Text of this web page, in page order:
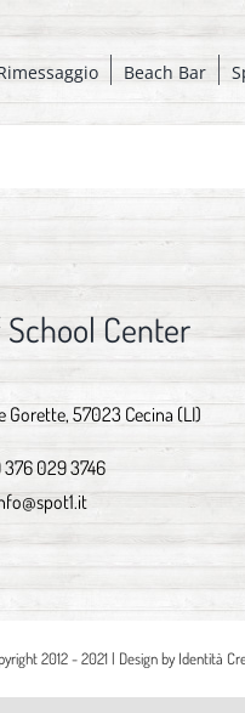
Beach Bar
Center
Gorette, 57023 Cecina (LI)
376 029 3746
2012 - 2021 | Design byIdentità